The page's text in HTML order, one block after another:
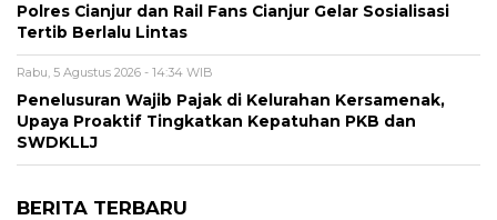
Polres Cianjur dan Rail Fans Cianjur Gelar Sosialisasi
Tertib Berlalu Lintas
Rabu, 5 Agustus 2026 - 14:34 WIB
Penelusuran Wajib Pajak di Kelurahan Kersamenak,
Upaya Proaktif Tingkatkan Kepatuhan PKB dan
SWDKLLJ
BERITA TERBARU